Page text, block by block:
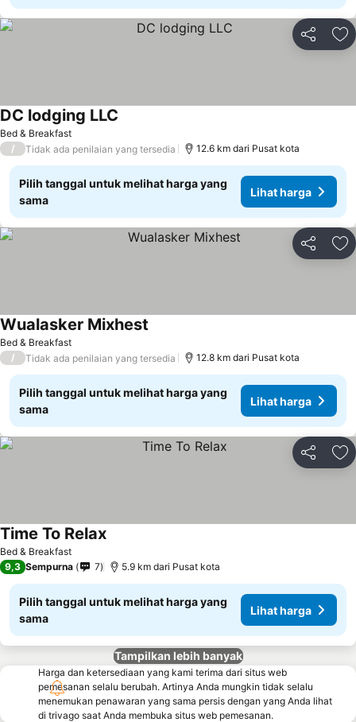
Bagikan
Bed & Breakfast
DC lodging LLC
/ Tidak ada penilaian yang tersedia 12.6 km dari Pusat kota
Pilih tanggal untuk melihat harga yang
sama
Lihat harga
Bagikan
Bed & Breakfast
Wualasker Mixhest
/ Tidak ada penilaian yang tersedia 12.8 km dari Pusat kota
Pilih tanggal untuk melihat harga yang
sama
Lihat harga
Bagikan
Bed & Breakfast
Time To Relax
9,3 Sempurna 7 5.9 km dari Pusat kota
Pilih tanggal untuk melihat harga yang
sama
Lihat harga
Tampilkan lebih banyak
Harga dan ketersediaan yang kami terima dari situs web
pemesanan selalu berubah. Artinya Anda mungkin tidak selalu
menemukan penawaran yang sama persis dengan yang Anda lihat
di trivago saat Anda membuka situs web pemesanan.